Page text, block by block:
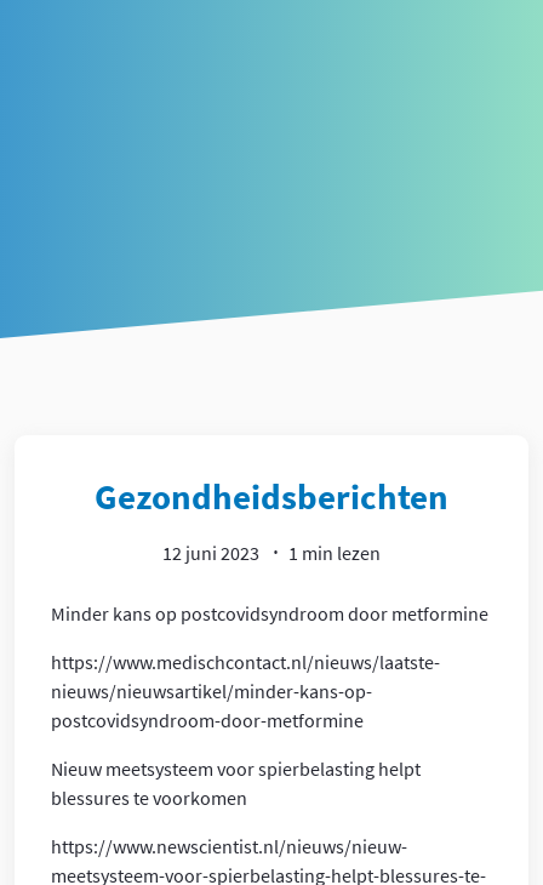
Gezondheidsberichten
12 juni 2023 1 min lezen
Minder kans op postcovidsyndroom door metformine
https://www.medischcontact.nl/nieuws/laatste-
nieuws/nieuwsartikel/minder-kans-op-
postcovidsyndroom-door-metformine
Nieuw meetsysteem voor spierbelasting helpt
blessures te voorkomen
https://www.newscientist.nl/nieuws/nieuw-
meetsysteem-voor-spierbelasting-helpt-blessures-te-